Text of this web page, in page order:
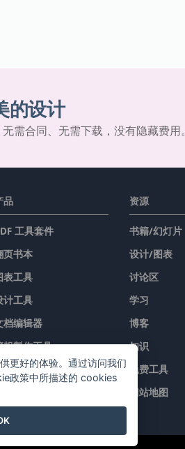
的设计
需合同、无需下载，没有隐藏费用。
品
工具套件
页书本
表工具
计工具
档编辑器
報製作工具
算表编辑器
资源
书籍/幻灯片
设计/图表
讨论区
学习
博客
知识
免费工具
网站地图
更好的体验。通过访问我们
政策中所描述的 cookies